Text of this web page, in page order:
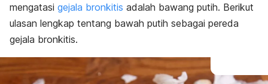
mengatasi gejala bronkitis adalah bawang putih. Berikut
ulasan lengkap tentang bawah putih sebagai pereda
gejala bronkitis.